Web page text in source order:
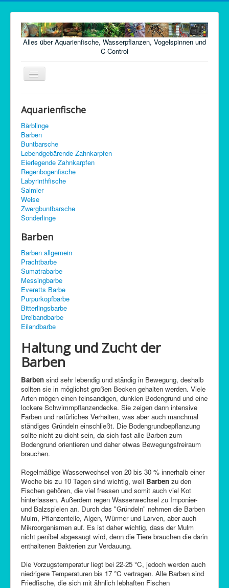
Alles über Aquarienfische, Wasserpflanzen, Vogelspinnen und
C-Control
Navigation
Fische
Pflanzen
Futter
Technik
Krankheiten
Vogelspinnen
Argentinische Waldschaben
C-Control
Sitemap
Aquarienfische
Bärblinge
Barben
Buntbarsche
Lebendgebärende Zahnkarpfen
Eierlegende Zahnkarpfen
Regenbogenfische
Labyrinthfische
Salmler
Welse
Zwergbuntbarsche
Sonderlinge
Barben
Barben allgemein
Prachtbarbe
Sumatrabarbe
Messingbarbe
Everetts Barbe
Purpurkopfbarbe
Bitterlingsbarbe
Dreibandbarbe
Eilandbarbe
Haltung und Zucht der
Barben
Barben sind sehr lebendig und ständig in Bewegung, deshalb
sollten sie in möglichst großen Becken gehalten werden. Viele
Arten mögen einen feinsandigen, dunklen Bodengrund und eine
lockere Schwimmpflanzendecke. Sie zeigen dann intensive
Farben und natürliches Verhalten, was aber auch manchmal
ständiges Gründeln einschließt. Die Bodengrundbepflanzung
sollte nicht zu dicht sein, da sich fast alle Barben zum
Bodengrund orientieren und daher etwas Bewegungsfreiraum
brauchen.
Regelmäßige Wasserwechsel von 20 bis 30 % innerhalb einer
Woche bis zu 10 Tagen sind wichtig, weil Barben zu den
Fischen gehören, die viel fressen und somit auch viel Kot
hinterlassen. Außerdem regen Wasserwechsel zu Imponier-
und Balzspielen an. Durch das "Gründeln" nehmen die Barben
Mulm, Pflanzenteile, Algen, Würmer und Larven, aber auch
Mikroorganismen auf. Es ist daher wichtig, dass der Mulm
nicht penibel abgesaugt wird, denn die Tiere brauchen die darin
enthaltenen Bakterien zur Verdauung.
Die Vorzugstemperatur liegt bei 22-25 °C, jedoch werden auch
niedrigere Temperaturen bis 17 °C vertragen. Alle Barben sind
Friedfische, die sich mit ähnlich lebhaften Fischen